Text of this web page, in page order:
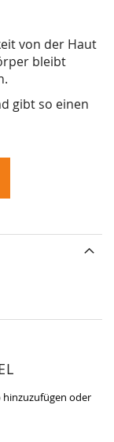
von der Haut
bleibt
gibt so einen
hinzuzufügen oder